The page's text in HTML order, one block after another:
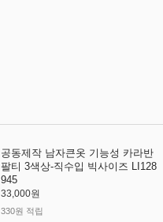
공동제작 남자큰옷 기능성 카라반
팔티 3색상-직수입 빅사이즈 LI128
945
33,000원
330원 적립